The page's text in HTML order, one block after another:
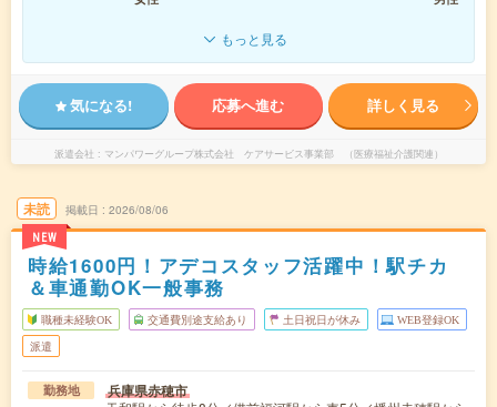
もっと見る
気になる! 応募へ進む 詳しく見る
派遣会社 マンパワーグループ株式会社 ケアサービス事業部 （医療福祉介護関連）
未読
NEW
掲載日 2026/08/06
時給1600円！アデコスタッフ活躍中！駅チカ
＆車通勤OK一般事務
職種未経験OK 交通費別途支給あり 土日祝日が休み WEB登録OK
派遣
勤務地 兵庫県赤穂市